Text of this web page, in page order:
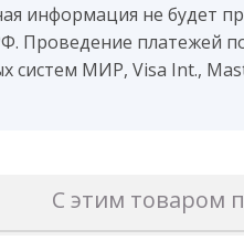
информация не будет
Проведение платежей
систем МИР, Visa Int.,
С этим товаром